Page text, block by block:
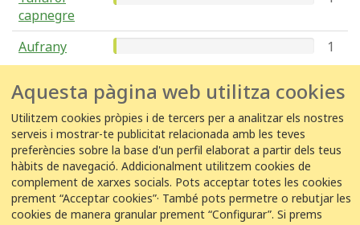
capnegre
Aufrany 1
Verdum 1
COL·LABORACIÓ
Aquesta pàgina web utilitza cookies
Utilitzem cookies pròpies i de tercers per a analitzar els nostres
serveis i mostrar-te publicitat relacionada amb les teves
preferències sobre la base d'un perfil elaborat a partir dels teus
hàbits de navegació. Addicionalment utilitzem cookies de
complement de xarxes socials. Pots acceptar totes les cookies
prement “Acceptar cookies”· També pots permetre o rebutjar les
cookies de manera granular prement “Configurar”. Si prems